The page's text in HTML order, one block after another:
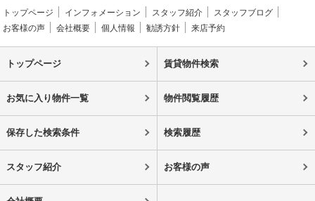
トップページ インフォメーション スタッフ紹介
スタッフブログ
お客様の声
会社概要 個人情報 勧誘方針 来店予約
トップページ 賃貸物件検索
お気に入り物件一覧 物件閲覧履歴
保存した検索条件 検索履歴
スタッフ紹介 お客様の声